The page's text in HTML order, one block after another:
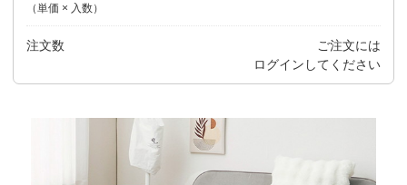
（単価 × 入数）
注文数
ご注文には
ログイン してください